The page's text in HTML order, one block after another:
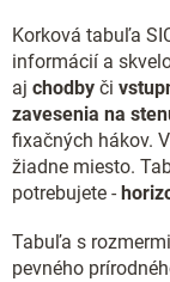
Korková tabuľa
informácií a
aj chodby či
zavesenia na
fixačných hákov.
žiadne miesto.
potrebujete -
Tabuľa s rozmermi
pevného